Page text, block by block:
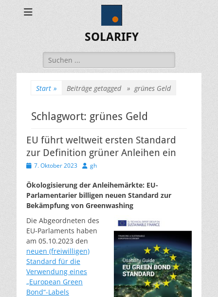
SOLARIFY
Suchen
nach:
Start » Beiträge getagged » grünes Geld
Schlagwort: grünes Geld
EU führt weltweit ersten Standard
zur Definition grüner Anleihen ein
Veröffentlicht
7. Oktober 2023 Autor
gh
Ökologisierung der Anleihemärkte: EU-
Parlamentarier billigen neuen Standard zur
Bekämpfung von Greenwashing
Die Abgeordneten des
EU-Parlaments haben
am 05.10.2023 den
neuen (freiwilligen)
Standard für die
Verwendung eines
„European Green
Bond“-Labels